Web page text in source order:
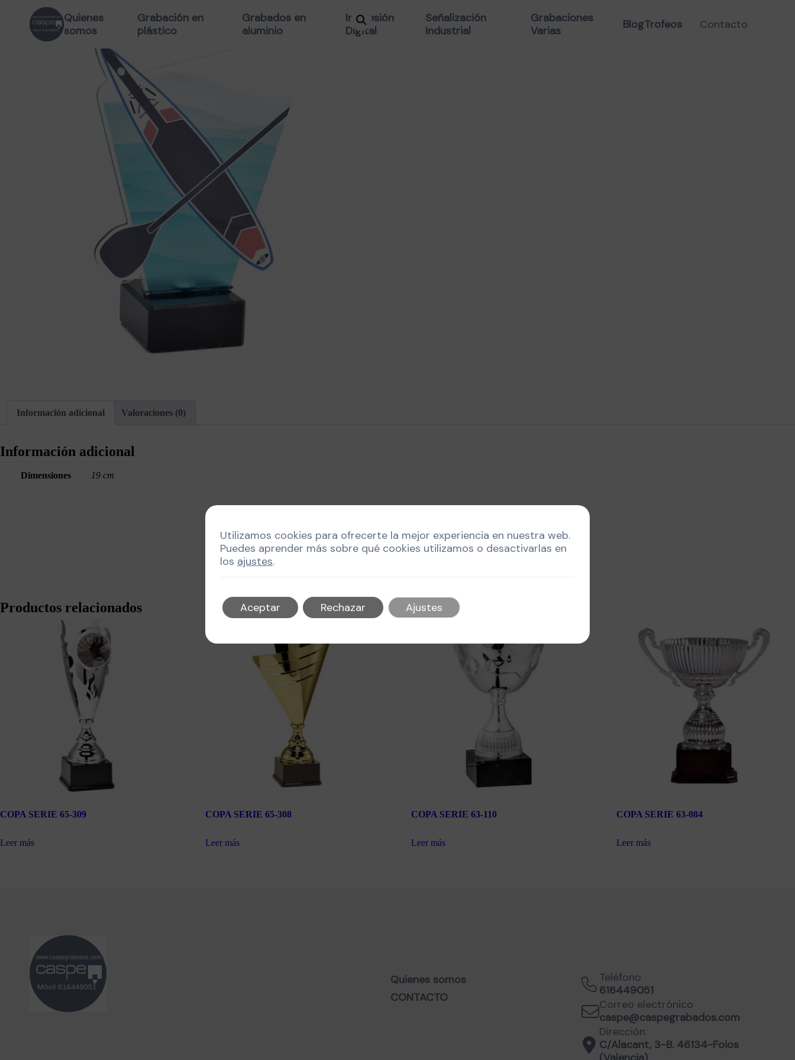
Quienes
somos
Grabación en
plástico
Grabados en
aluminio
Impresión
Digital
Señalización
Industrial
Grabaciones
Varias
BlogTrofeos Contacto
TROFEO METACRILATO PADDLE SUP
Información adicional Valoraciones (0)
Información adicional
Dimensiones 19 cm
Productos relacionados
COPA SERIE 65-309
Leer más
COPA SERIE 65-308
Leer más
COPA SERIE 63-110
Leer más
COPA SERIE 63-084
Leer más
Quienes somos
CONTACTO
Teléfono
616449051
Correo electrónico
caspe@caspegrabados.com
Dirección
C/Alacant, 3-B. 46134-Foios
Utilizamos cookies para ofrecerte la mejor experiencia en nuestra web.
Puedes aprender más sobre qué cookies utilizamos o desactivarlas en
los ajustes.
Aceptar Rechazar Ajustes